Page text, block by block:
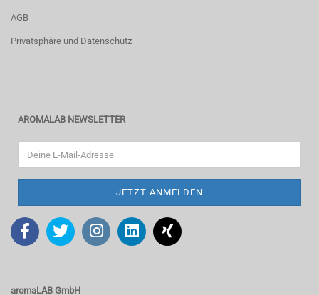
AGB
Privatsphäre und Datenschutz
AROMALAB NEWSLETTER
aromaLAB GmbH